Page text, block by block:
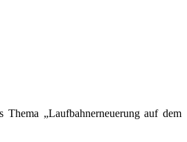
„Laufbahnerneuerung auf dem